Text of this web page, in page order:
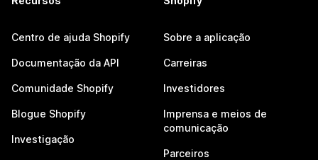
Centro de ajuda Shopify
Documentação da API
Comunidade Shopify
Blogue Shopify
Investigação
Sobre a aplicação
Carreiras
Investidores
Imprensa e meios de
comunicação
Parceiros